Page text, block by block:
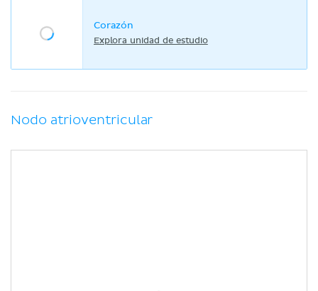
Corazón
Explora unidad de estudio
Nodo atrioventricular